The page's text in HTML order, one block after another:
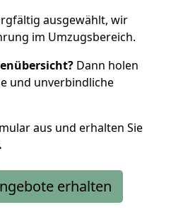
ausgewählt, wir
im Umzugsbereich.
Dann holen
und unverbindliche
aus und erhalten Sie
erhalten